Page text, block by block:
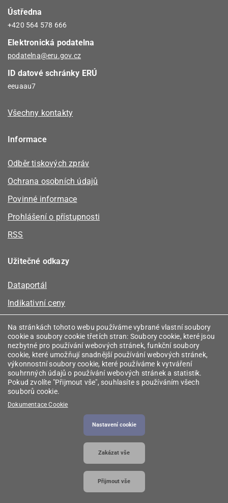
Ústředna
+420 564 578 666
Elektronická podatelna
podatelna@eru.gov.cz
ID datové schránky ERÚ
eeuaau7
Všechny kontakty
Informace
Odběr tiskových zpráv
Ochrana osobních údajů
Povinné informace
Prohlášení o přístupnosti
RSS
Užitečné odkazy
Dataportál
Indikativní ceny
Registr energetických společenství
Registr zprostředkovatelů
Srovnávače
Vyhledávač licencí
2026 © Energetický regulační úřad
poskytovány v souladu se zákonem č. 106/1999
Sb., o svobodném přístupu k informacím.
Na stránkách tohoto webu používáme vybrané vlastní soubory
cookie a soubory cookie třetích stran: Soubory cookie, které jsou
nezbytné pro používání webových stránek, funkční soubory
cookie, které umožňují snadnější používání webových stránek,
výkonnostní soubory cookie, které používáme k vytváření
souhrnných údajů o používání webových stránek a statistik.
Pokud zvolíte "Přijmout vše", souhlasíte s používáním všech
souborů cookie.
Dokumentace Cookie
Nastavení cookie
Zakázat vše
Přijmout vše